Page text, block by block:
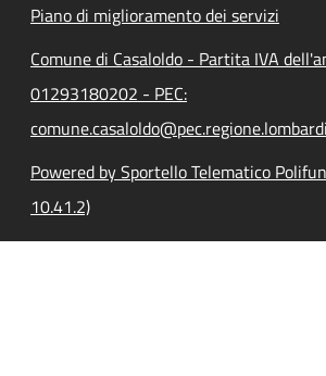
Piano di miglioramento dei servizi
Comune di Casaloldo - Partita IVA
01293180202 - PEC:
Powered by Sportello Telematico
10.41.2)